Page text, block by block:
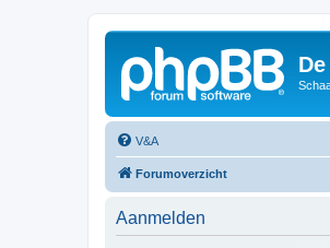
V&A
Forumoverzicht
Aanmelden